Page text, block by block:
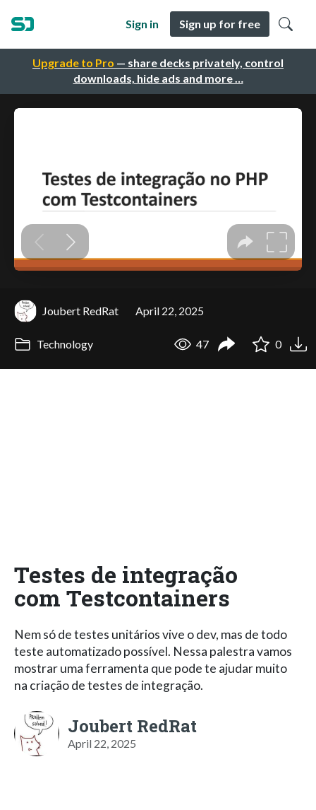
Upgrade to Pro — share decks privately, control
downloads, hide ads and more …
Sign in Sign up for free
Joubert RedRat April 22, 2025
Technology 47 0
Testes de integração
com Testcontainers
Nem só de testes unitários vive o dev, mas de todo
teste automatizado possível. Nessa palestra vamos
mostrar uma ferramenta que pode te ajudar muito
na criação de testes de integração.
Joubert RedRat
April 22, 2025